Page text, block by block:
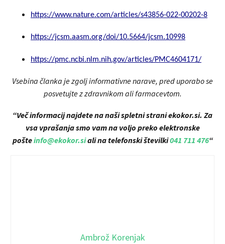
https://www.nature.com/articles/s43856-022-00202-8
https://jcsm.aasm.org/doi/10.5664/jcsm.10998
https://pmc.ncbi.nlm.nih.gov/articles/PMC4604171/
Vsebina članka je zgolj informativne narave, pred uporabo se
posvetujte z zdravnikom ali farmacevtom.
“Več informacij najdete na naši spletni strani ekokor.si. Za
vsa vprašanja smo vam na voljo preko elektronske
pošteinfo@ekokor.siali na telefonski številki041 711 476“
Ambrož Korenjak